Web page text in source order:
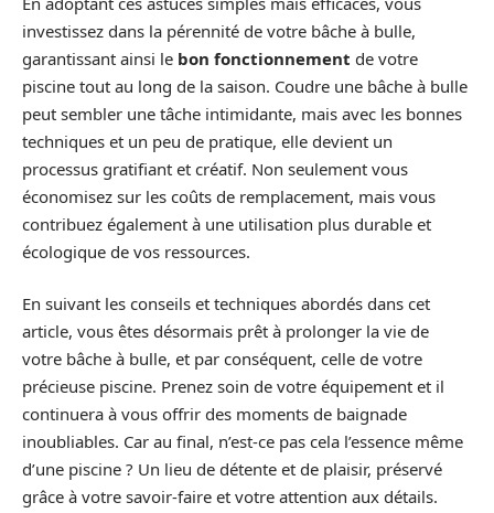
investissez dans la pérennité de votre bâche à bulle,
garantissant ainsi le bon fonctionnement de votre
piscine tout au long de la saison. Coudre une bâche à bulle
peut sembler une tâche intimidante, mais avec les bonnes
techniques et un peu de pratique, elle devient un
processus gratifiant et créatif. Non seulement vous
économisez sur les coûts de remplacement, mais vous
contribuez également à une utilisation plus durable et
écologique de vos ressources.
En suivant les conseils et techniques abordés dans cet
article, vous êtes désormais prêt à prolonger la vie de
votre bâche à bulle, et par conséquent, celle de votre
précieuse piscine. Prenez soin de votre équipement et il
continuera à vous offrir des moments de baignade
inoubliables. Car au final, n’est-ce pas cela l’essence même
d’une piscine ? Un lieu de détente et de plaisir, préservé
grâce à votre savoir-faire et votre attention aux détails.